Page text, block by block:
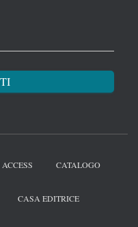
CATALOGO
CASA EDITRICE